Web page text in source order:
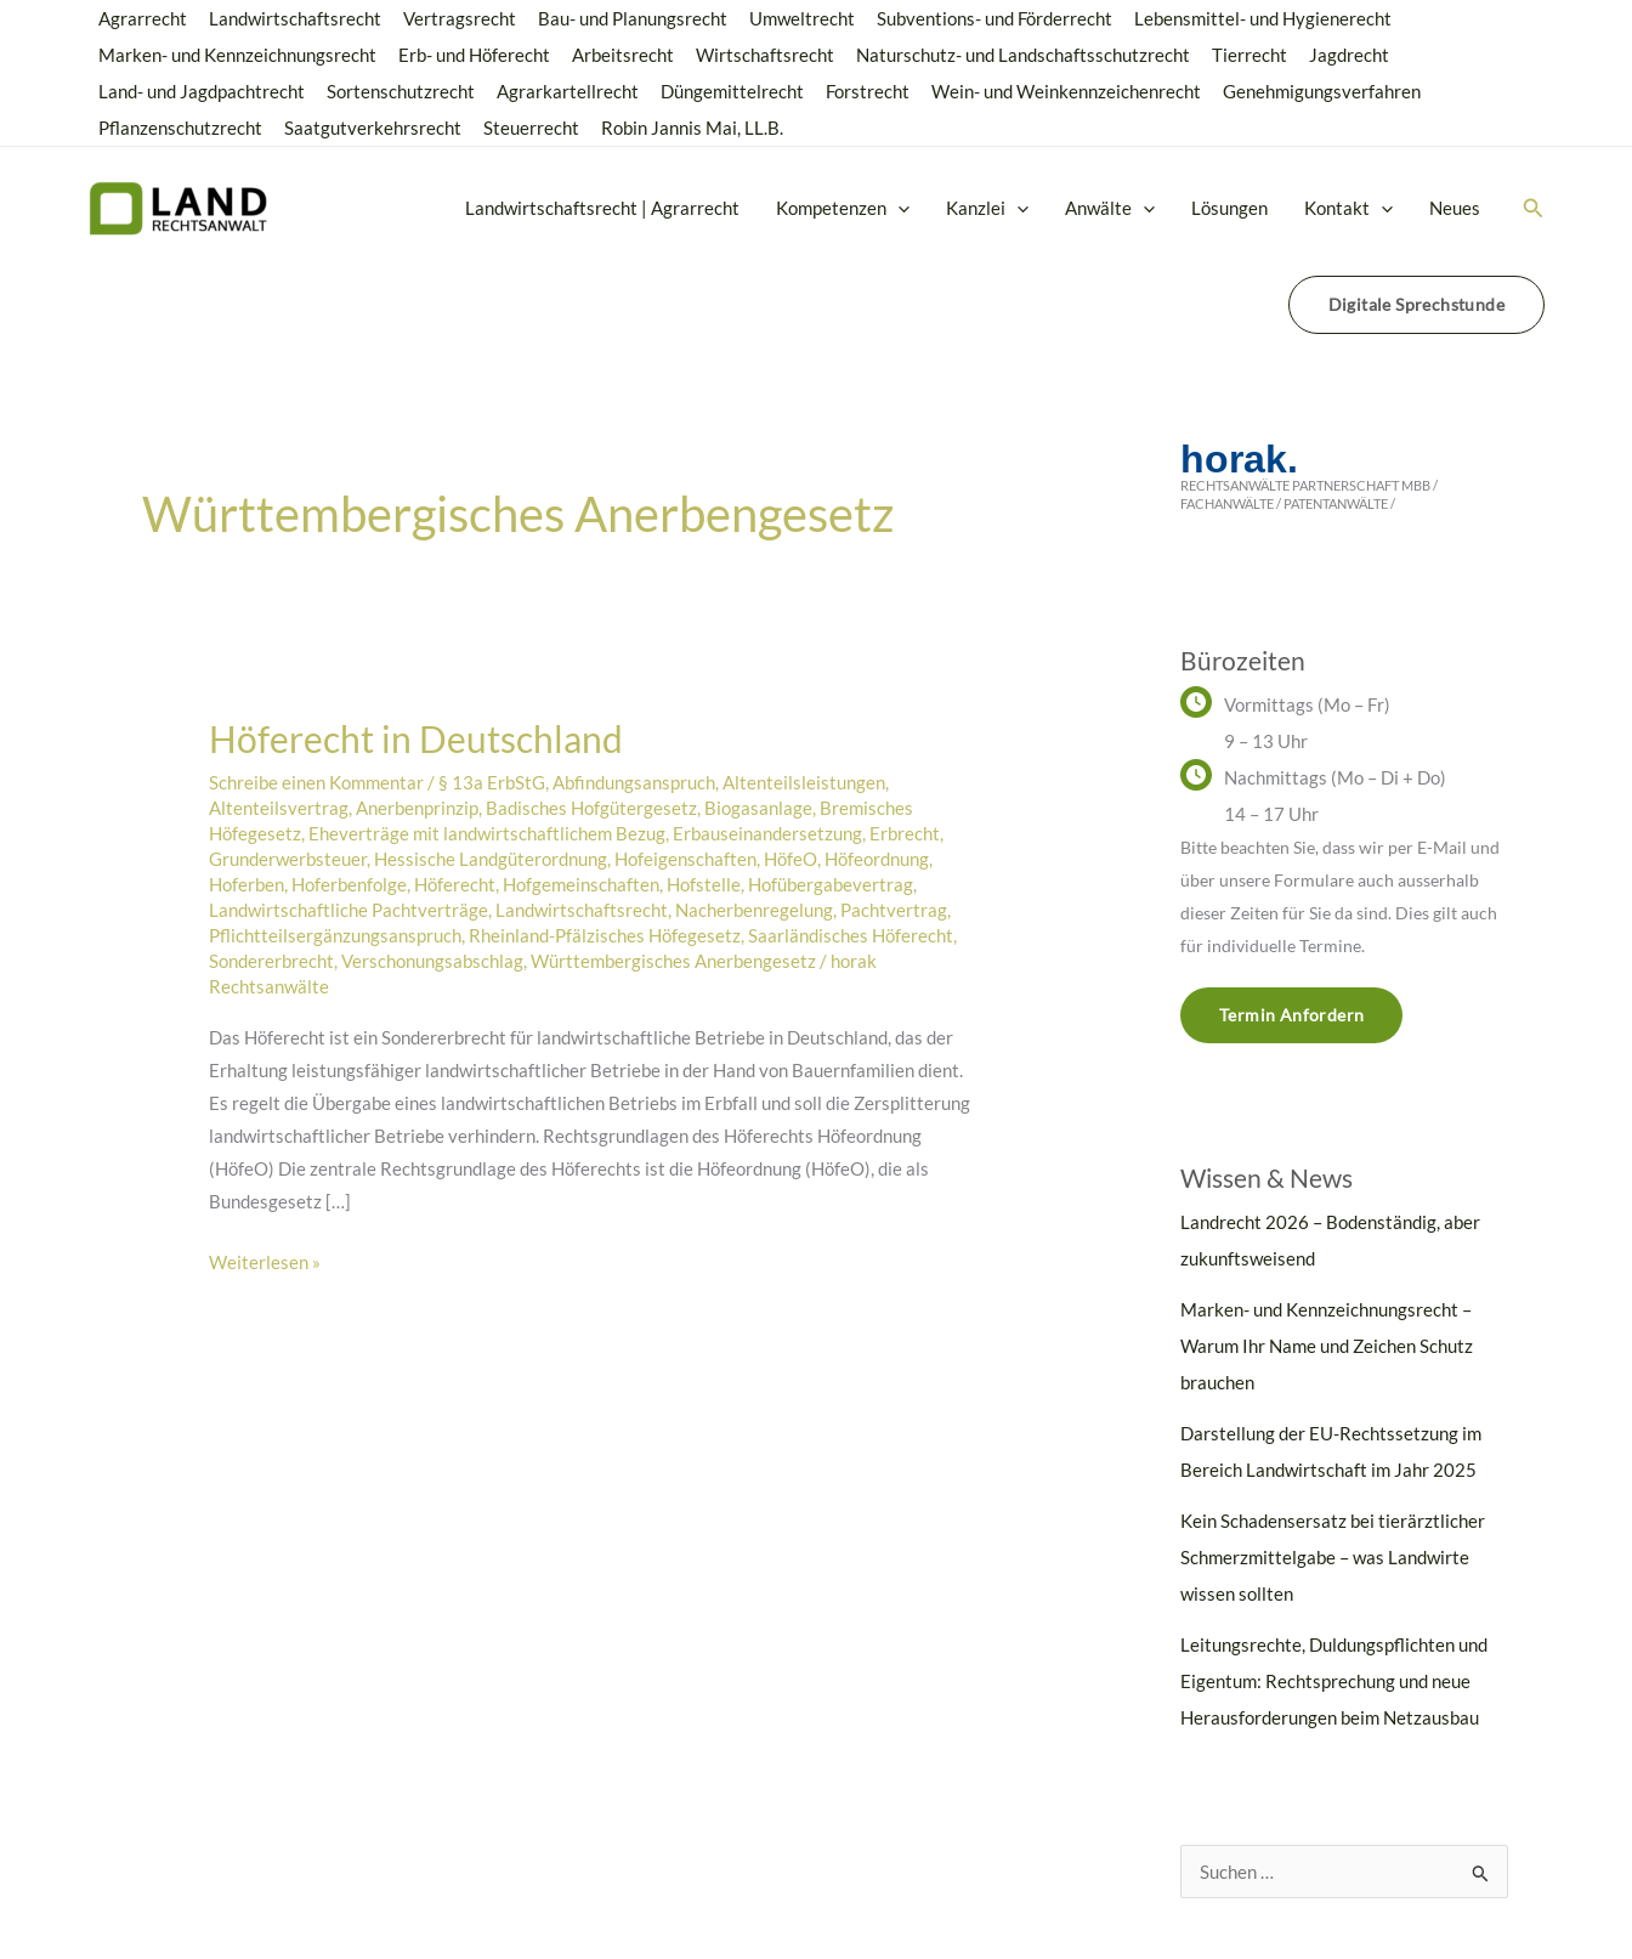
Agrarrecht Landwirtschaftsrecht Vertragsrecht Bau- und Planungsrecht Umweltrecht Subventions- und Förderrecht
Lebensmittel- und Hygienerecht
Marken- und Kennzeichnungsrecht
Erb- und Höferecht Arbeitsrecht Wirtschaftsrecht Naturschutz- und Landschaftsschutzrecht Tierrecht
Jagdrecht
Land- und Jagdpachtrecht
Sortenschutzrecht Agrarkartellrecht Düngemittelrecht Forstrecht Wein- und Weinkennzeichenrecht
Genehmigungsverfahren
Pflanzenschutzrecht
Saatgutverkehrsrecht Steuerrecht Robin Jannis Mai, LL.B.
Landwirtschaftsrecht | Agrarrecht Kompetenzen Kanzlei Anwälte Lösungen Kontakt Neues Suchen
Digitale Sprechstunde
Württembergisches Anerbengesetz
Höferecht in Deutschland
Schreibe einen Kommentar / § 13a ErbStG,Abfindungsanspruch,Altenteilsleistungen,
Altenteilsvertrag,Anerbenprinzip, Badisches Hofgütergesetz, Biogasanlage, Bremisches
Höfegesetz, Eheverträge mit landwirtschaftlichem Bezug, Erbauseinandersetzung, Erbrecht,
Grunderwerbsteuer, Hessische Landgüterordnung, Hofeigenschaften, HöfeO, Höfeordnung,
Hoferben, Hoferbenfolge, Höferecht, Hofgemeinschaften, Hofstelle, Hofübergabevertrag,
Landwirtschaftliche Pachtverträge, Landwirtschaftsrecht, Nacherbenregelung, Pachtvertrag,
Pflichtteilsergänzungsanspruch, Rheinland-Pfälzisches Höfegesetz,Saarländisches Höferecht,
Sondererbrecht,Verschonungsabschlag,Württembergisches Anerbengesetz / horak
Rechtsanwälte
Das Höferecht ist ein Sondererbrecht für landwirtschaftliche Betriebe in Deutschland, das der
Erhaltung leistungsfähiger landwirtschaftlicher Betriebe in der Hand von Bauernfamilien dient.
Es regelt die Übergabe eines landwirtschaftlichen Betriebs im Erbfall und soll die Zersplitterung
landwirtschaftlicher Betriebe verhindern. Rechtsgrundlagen des Höferechts Höfeordnung
(HöfeO) Die zentrale Rechtsgrundlage des Höferechts ist die Höfeordnung (HöfeO), die als
Bundesgesetz […]
Höferecht
Weiterlesen »
horak.
RECHTSANWÄLTE PARTNERSCHAFT MBB /
FACHANWÄLTE / PATENTANWÄLTE /
Bürozeiten
Vormittags (Mo – Fr)
9 – 13 Uhr
Nachmittags (Mo – Di + Do)
14 – 17 Uhr
Bitte beachten Sie, dass wir per E-Mail und
über unsere Formulare auch ausserhalb
dieser Zeiten für Sie da sind. Dies gilt auch
für individuelle Termine.
Termin Anfordern
Wissen & News
Landrecht 2026 – Bodenständig, aber
zukunftsweisend
Marken- und Kennzeichnungsrecht –
Warum Ihr Name und Zeichen Schutz
brauchen
Darstellung der EU-Rechtssetzung im
Bereich Landwirtschaft im Jahr 2025
Kein Schadensersatz bei tierärztlicher
Schmerzmittelgabe – was Landwirte
wissen sollten
Leitungsrechte, Duldungspflichten und
Eigentum: Rechtsprechung und neue
Herausforderungen beim Netzausbau
u